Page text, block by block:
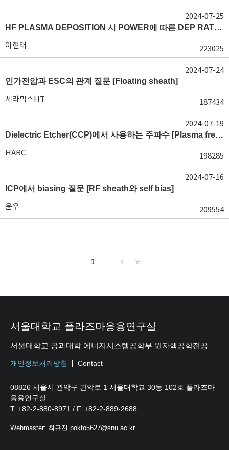
HF PLASMA DEPOSITION 시 POWER에 따른 DEP RATE 변화 [장비 플라즈마, Rate constant]
이현태 223025
2024-07-25
인가전압과 ESC의 관계 질문 [Floating sheath]
세라믹스HT 187434
2024-07-24
Dielectric Etcher(CCP)에서 사용하는 주파수 [Plasma frequency 및 RF sheath]
HARC 198285
2024-07-19
ICP에서 biasing 질문 [RF sheath와 self bias]
윤우 209554
2024-07-16
1
서울대학교 플라즈마응용연구실
서울대학교 공과대학 에너지시스템공학부 원자핵공학전공
개인정보처리방침 Contact
08826 서울시 관악구 관악로 1 서울대학교 30동 102호 플라즈마
응용연구실
T. +82-2-880-8971 / F. +82-2-889-2688
Webmaster: 최규진 pokto5627@snu.ac.kr